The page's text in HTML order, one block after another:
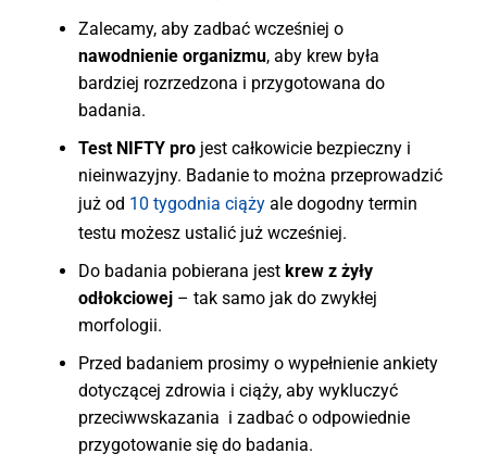
Zalecamy, aby zadbać wcześniej o
nawodnienie organizmu, aby krew była
bardziej rozrzedzona i przygotowana do
badania.
Test NIFTY pro jest całkowicie bezpieczny i
nieinwazyjny. Badanie to można przeprowadzić
już od 10 tygodnia ciąży ale dogodny termin
testu możesz ustalić już wcześniej.
Do badania pobierana jest krew z żyły
odłokciowej – tak samo jak do zwykłej
morfologii.
Przed badaniem prosimy o wypełnienie ankiety
dotyczącej zdrowia i ciąży, aby wykluczyć
przeciwwskazania i zadbać o odpowiednie
przygotowanie się do badania.